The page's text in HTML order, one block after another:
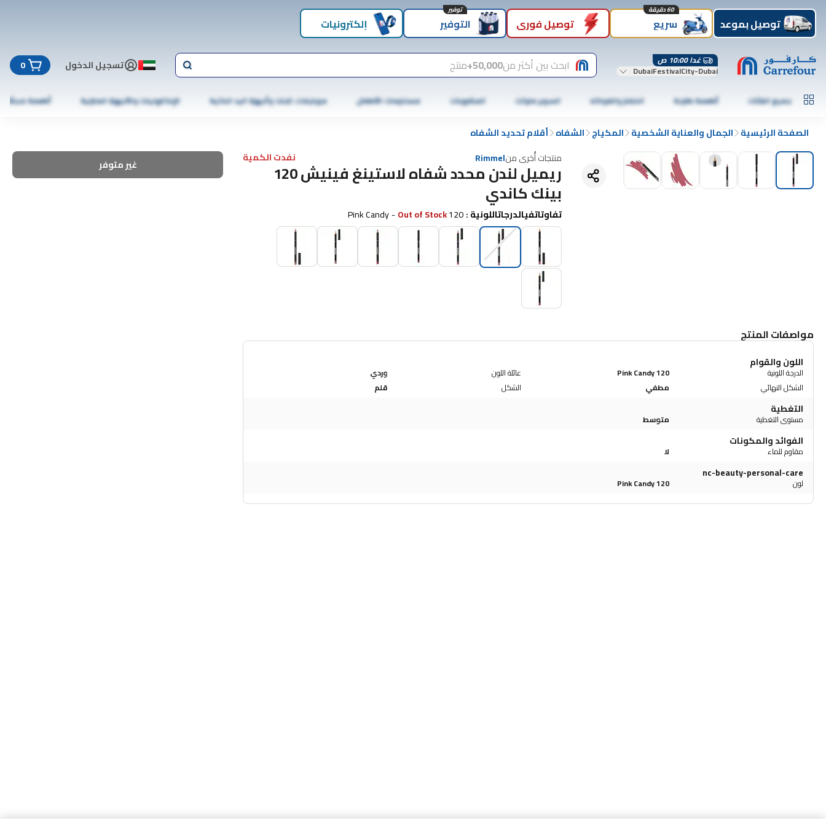
توصيل بموعد سريع
60 دقيقة
توصيل فوري التوفير
توفير
إلكترونيات
غدا 10:00 ص
DubaiFestivalCity-Dubai ابحث بين أكثر من50,000+ منتج تسجيل الدخول 0
جميع الفئات أطعمة طازجة الخضار والفواكه السوبر ماركت المشروبات مستلزمات الأطفال موبايلات، تابلت وأجهزة اليد الذكية الإلكترونيات والأجهزة المنزلية أطعمة مجمّدة
الصفحة الرئيسية الجمال والعناية الشخصية المكياج الشفاه أقلام تحديد الشفاه
منتجات أُخرى منRimmel نفدت الكمية
ريميل لندن محدد شفاه لاستينغ فينيش 120
بينك كاندي
تفاوتاتفيالدرجاتاللونية:
120 Pink Candy
-Out of Stock
غير متوفر
مواصفات المنتج
اللون والقوام
الدرجة اللونية 120 Pink Candy عائلة اللون
وردي
الشكل النهائي
مطفي الشكل قلم
التغطية
مستوى التغطية متوسط
الفوائد والمكونات
مقاوم للماء لا
nc-beauty-personal-care
لون 120 Pink Candy